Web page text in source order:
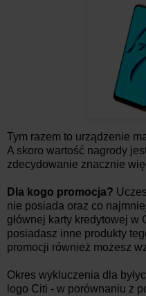
Tym razem to urządzenie
A skoro wartość nagrody
zdecydowanie znacznie
Dla kogo promocja?
nie posiada oraz co
głównej karty kredytowej
posiadasz inne produkty
promocji również możesz
Okres wykluczenia dla
logo Citi - w porównaniu z